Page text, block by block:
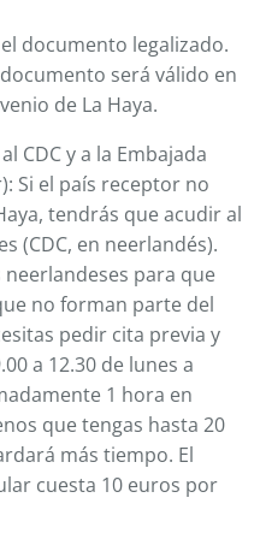
documento legalizado.
será válido en
de La Haya.
CDC y a la Embajada
Si el país receptor no
tendrás que acudir al
(CDC, en neerlandés).
para que
no forman parte del
pedir cita previa y
a 12.30 de lunes a
1 hora en
que tengas hasta 20
más tiempo. El
cuesta 10 euros por